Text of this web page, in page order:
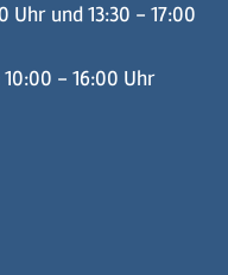
Uhr und 13:30 - 17:00
- 16:00 Uhr